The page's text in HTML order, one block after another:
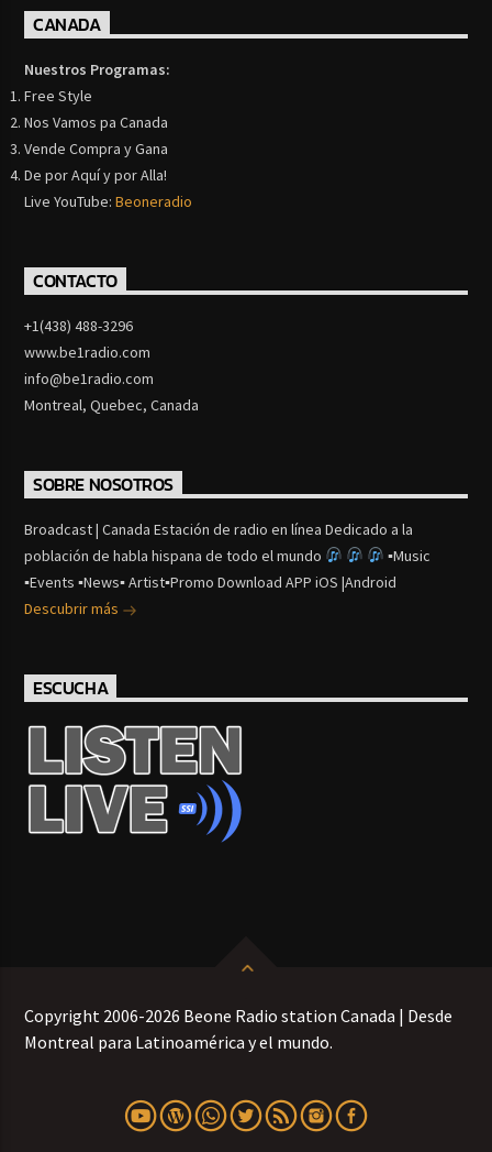
CANADA
Nuestros Programas:
Free Style
Nos Vamos pa Canada
Vende Compra y Gana
De por Aquí y por Alla!
Live YouTube:Beoneradio
CONTACTO
+1(438) 488-3296
www.be1radio.com
info@be1radio.com
Montreal, Quebec, Canada
SOBRE NOSOTROS
Broadcast | Canada Estación de radio en línea Dedicado a la
población de habla hispana de todo el mundo
▪Music
▪Events ▪News▪ Artist▪Promo Download APP iOS |Android
Descubrir más
ESCUCHA
Copyright 2006-2026 Beone Radio station Canada | Desde
Montreal para Latinoamérica y el mundo.